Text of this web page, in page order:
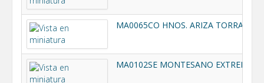
MA0065CO HNOS. ARIZA
MA0102SE MONTESANO